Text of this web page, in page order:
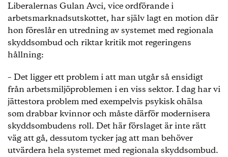
Liberalernas Gulan Avci, vice ordförande i
arbetsmarknadsutskottet, har själv lagt en motion där
hon föreslår en utredning av systemet med regionala
skyddsombud och riktar kritik mot regeringens
hållning:
– Det ligger ett problem i att man utgår så ensidigt
från arbetsmiljöproblemen i en viss sektor. I dag har vi
jättestora problem med exempelvis psykisk ohälsa
som drabbar kvinnor och måste därför modernisera
skyddsombudens roll. Det här förslaget är inte rätt
väg att gå, dessutom tycker jag att man behöver
utvärdera hela systemet med regionala skyddsombud.